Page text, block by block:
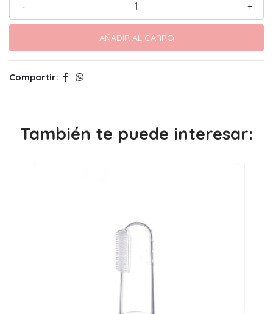
+
-
Compartir:
También te puede interesar: